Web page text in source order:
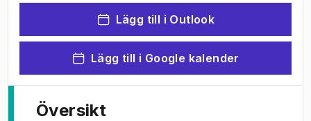
Lägg till i Outlook
Lägg till i Google kalender
Översikt